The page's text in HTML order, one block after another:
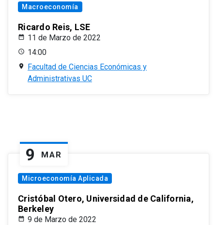
Macroeconomía
Ricardo Reis, LSE
11 de Marzo de 2022
14:00
Facultad de Ciencias Económicas y
Administrativas UC
9 MAR
Microeconomía Aplicada
Cristóbal Otero, Universidad de California,
Berkeley
9 de Marzo de 2022